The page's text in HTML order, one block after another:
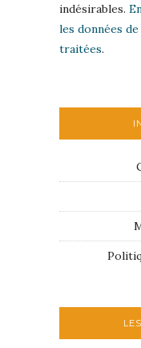
indésirables.
les données
traitées.